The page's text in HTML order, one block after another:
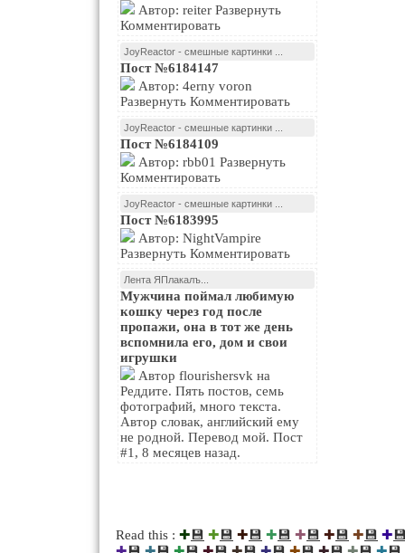
Комментировать
JoyReactor - смешные картинки ...
Пост №6184147
Развернуть Комментировать
JoyReactor - смешные картинки ...
Пост №6184109
Комментировать
JoyReactor - смешные картинки ...
Пост №6183995
Развернуть Комментировать
Лента ЯПлакалъ...
Мужчина поймал любимую
кошку через год после
пропажи, она в тот же день
вспомнила его, дом и свои
игрушки
Реддите. Пять постов, семь
фотографий, много текста.
Автор словак, английский ему
не родной. Перевод мой. Пост
#1, 8 месяцев назад.
Read this : ✚💾 ✚💾 ✚💾 ✚💾 ✚💾 ✚💾 ✚💾 ✚